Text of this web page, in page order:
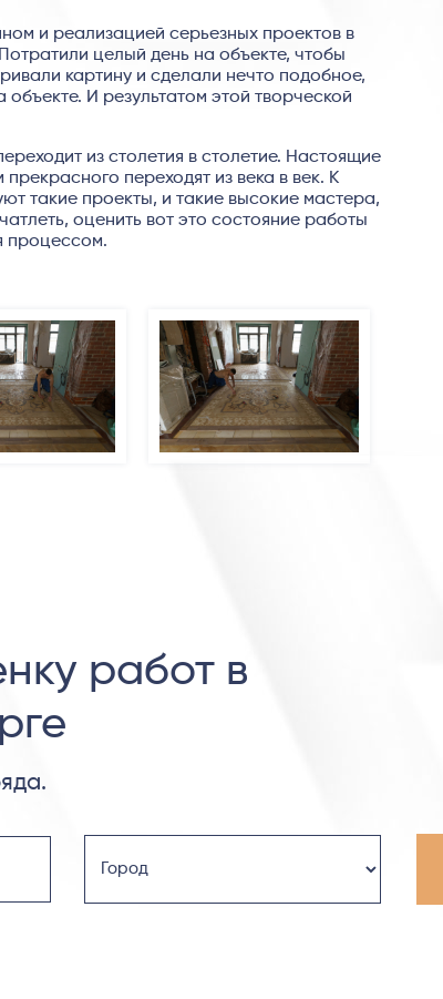
и реализацией серьезных проектов в
целый день на объекте, чтобы
картину и сделали нечто подобное,
И результатом этой творческой
из столетия в столетие. Настоящие
переходят из века в век. К
такие проекты, и такие высокие мастера,
оценить вот это состояние работы
процессом.
работ в